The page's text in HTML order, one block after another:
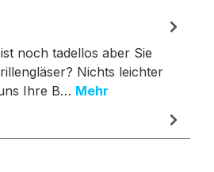
noch tadellos aber Sie
Nichts leichter
Ihre B… Mehr